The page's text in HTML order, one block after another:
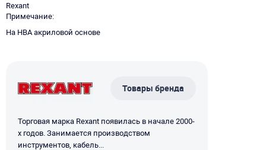
Rexant
Примечание
На HBA акриловой основе
Товары бренда
Торговая марка Rexant появилась в начале 2000-
х годов. Занимается производством
инструментов, кабель...